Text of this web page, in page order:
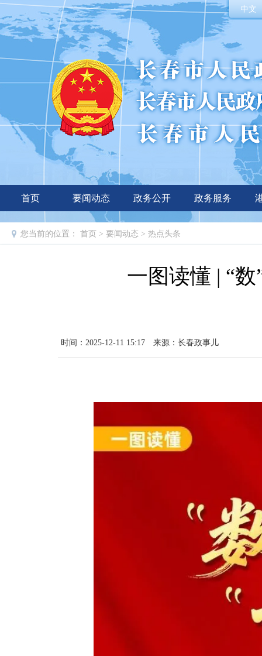
中文
首页 要闻动态 政务公开 政务服务
您当前的位置： 首页 > 要闻动态 > 热点头条
一图读懂 | “
时间：2025-12-11 15:17 来源：长春政事儿